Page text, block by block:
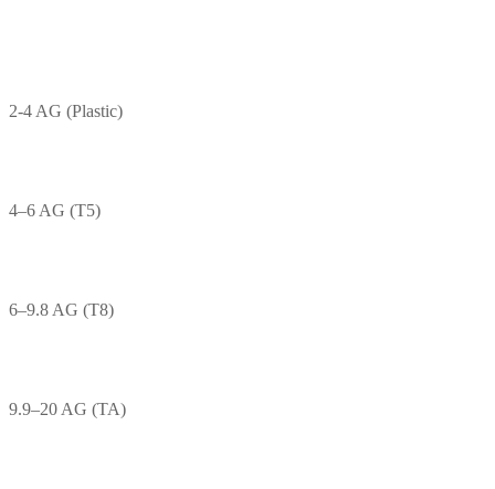
2-4 AG (Plastic)
4–6 AG (T5)
6–9.8 AG (T8)
9.9–20 AG (TA)